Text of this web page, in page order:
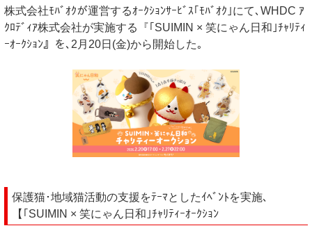
株式会社ﾓﾊﾞｵｸが運営するｵｰｸｼｮﾝｻｰﾋﾞｽ｢ﾓﾊﾞｵｸ｣にて､WHDC ｱ
ｸﾛﾃﾞｨｱ株式会社が実施する『｢SUIMIN × 笑にゃん日和｣ﾁｬﾘﾃｨ
ｰｵｰｸｼｮﾝ』を､2月20日(金)から開始した｡
保護猫･地域猫活動の支援をﾃｰﾏとしたｲﾍﾞﾝﾄを実施､
【｢SUIMIN × 笑にゃん日和｣ﾁｬﾘﾃｨｰｵｰｸｼｮﾝ